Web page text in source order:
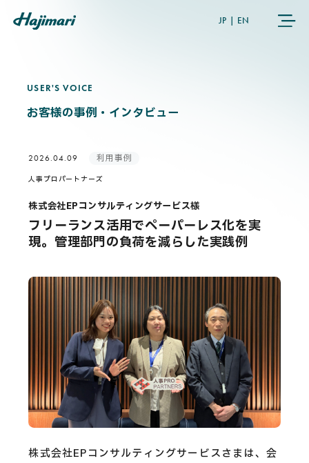
JP EN
COMPANY
NEWS
USER’S VOICE
CAREERS
CONTACT
Privacy Policy
USER'S VOICE
USER'S VOICE
お客様の事例・インタビュー
2026.04.09 利用事例
人事プロパートナーズ
株式会社EPコンサルティングサービス様
フリーランス活用でペーパーレス化を実
現。管理部門の負荷を減らした実践例
株式会社EPコンサルティングサービスさまは、会